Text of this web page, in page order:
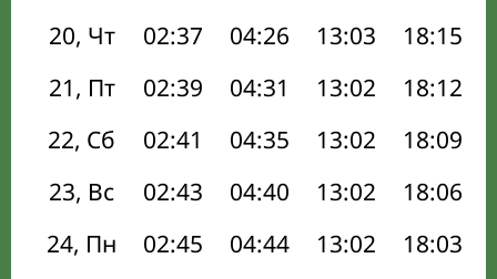
20, Чт
02:37 04:26 13:03 18:15
21, Пт
02:39 04:31 13:02 18:12
22, Сб
02:41 04:35 13:02 18:09
23, Вс
02:43 04:40 13:02 18:06
24, Пн
02:45 04:44 13:02 18:03